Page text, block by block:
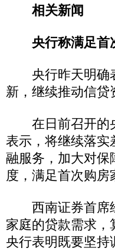
相关新闻
央行称满足首
央行昨天明确表
新，继续推动信贷
在日前召开的央
表示，将继续落实
融服务，加大对保
度，满足首次购房
西南证券首席经
家庭的贷款需求
央行表明既要坚